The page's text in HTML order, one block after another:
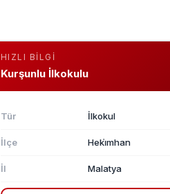
HIZLI BILGI
Kurşunlu İlkokulu
Tür İlkokul
İlçe Heki̇mhan
İl Malatya